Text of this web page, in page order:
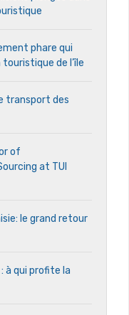
phare qui
de l’île
transport des
of
at TUI
le grand retour
à qui profite la